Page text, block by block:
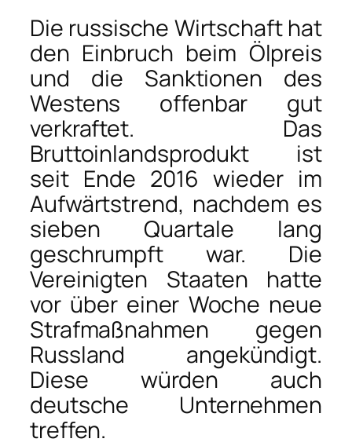
Die russische Wirtschaft hat
den Einbruch beim Ölpreis
und die Sanktionen des
Westens offenbar gut
verkraftet. Das
Bruttoinlandsprodukt ist
seit Ende 2016 wieder im
Aufwärtstrend, nachdem es
sieben Quartale lang
geschrumpft war. Die
Vereinigten Staaten hatte
vor über einer Woche neue
Strafmaßnahmen gegen
Russland angekündigt.
Diese würden auch
deutsche Unternehmen
treffen.